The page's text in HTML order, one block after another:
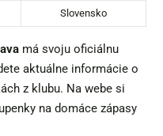
Slovensko
má svoju oficiálnu
aktuálne informácie o
z klubu. Na webe si
na domáce zápasy